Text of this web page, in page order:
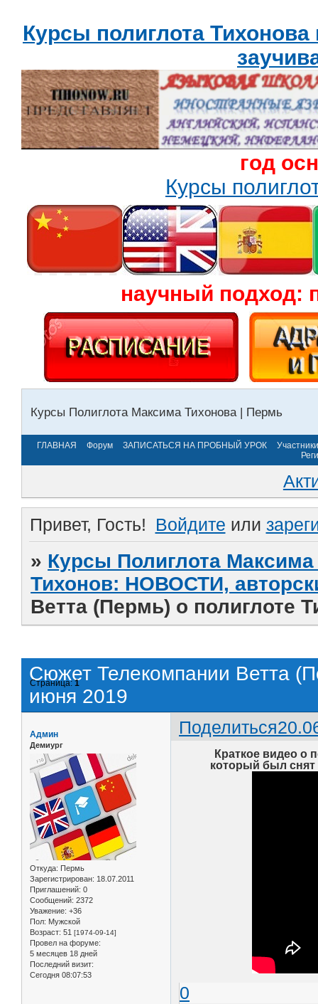
Курсы полиглота
год
Курсы
научный подход:
Курсы Полиглота Максима Тихонова | Пермь
ГЛАВНАЯ Форум ЗАПИСАТЬСЯ НА ПРОБНЫЙ УРОК
Участники
Привет, Гость! Войдите или
» Курсы Полиглота
Тихонов: НОВОСТИ,
Ветта (Пермь) о полиглоте
Сюжет Телекомпании Ветта
июня 2019
Страница:1
Поделиться
Админ
Демиург
Откуда: Пермь
Зарегистрирован: 18.07.2011
Приглашений: 0
Сообщений: 2372
Уважение: +36
Пол: Мужской
Возраст: 51 [1974-09-14]
Провел на форуме:
5 месяцев 18 дней
Последний визит:
Сегодня 08:07:53
Краткое видео о
который был
0